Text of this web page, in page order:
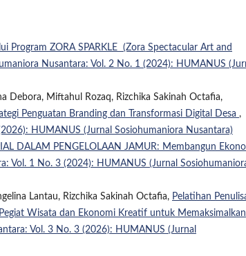
Program ZORA SPARKLE (Zora Spectacular Art and
Nusantara: Vol. 2 No. 1 (2024): HUMANUS
Debora, Miftahul Rozaq, Rizchika Sakinah Octafia,
Penguatan Branding dan Transformasi Digital Desa ,
HUMANUS (Jurnal Sosiohumaniora Nusantara)
DALAM PENGELOLAAN JAMUR: Membangun
Vol. 1 No. 3 (2024): HUMANUS (Jurnal
Lantau, Rizchika Sakinah Octafia, Pelatihan
Wisata dan Ekonomi Kreatif untuk Memaksimalkan
Vol. 3 No. 3 (2026): HUMANUS (Jurnal